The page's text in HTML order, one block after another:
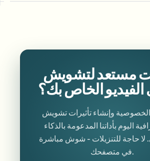
مستعد لتشويش
الخاص بك؟
الخصوصية وإنشاء تأثيرات تشويش
اليوم بأداتنا المدعومة بالذكاء
لا حاجة للتنزيلات - شوش مباشرة
في متصفحك.